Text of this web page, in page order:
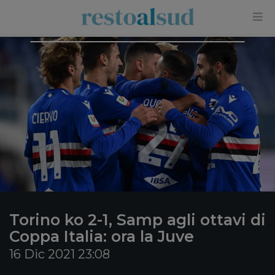
Torino ko 2-1, Samp agli ottavi di
Coppa Italia: ora la Juve
16 Dic 2021 23:08
×